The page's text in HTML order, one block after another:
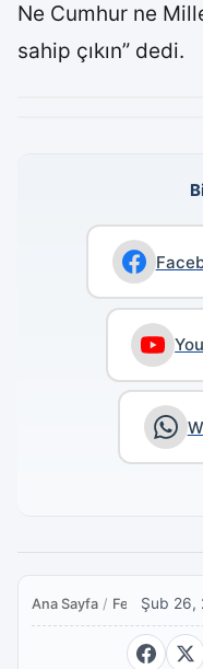
Ne Cumhur ne
sahip çıkın” dedi.
Ana Sayfa / FeaturedŞub 26,